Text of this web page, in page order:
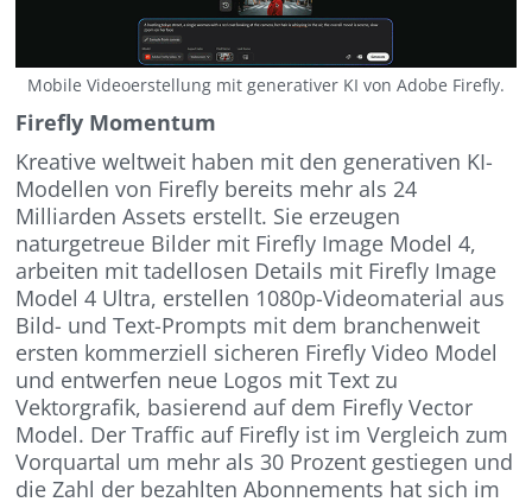
Mobile Videoerstellung mit generativer KI von Adobe Firefly.
Firefly Momentum
Kreative weltweit haben mit den generativen KI-
Modellen von Firefly bereits mehr als 24
Milliarden Assets erstellt. Sie erzeugen
naturgetreue Bilder mit Firefly Image Model 4,
arbeiten mit tadellosen Details mit Firefly Image
Model 4 Ultra, erstellen 1080p-Videomaterial aus
Bild- und Text-Prompts mit dem branchenweit
ersten kommerziell sicheren Firefly Video Model
und entwerfen neue Logos mit Text zu
Vektorgrafik, basierend auf dem Firefly Vector
Model. Der Traffic auf Firefly ist im Vergleich zum
Vorquartal um mehr als 30 Prozent gestiegen und
die Zahl der bezahlten Abonnements hat sich im